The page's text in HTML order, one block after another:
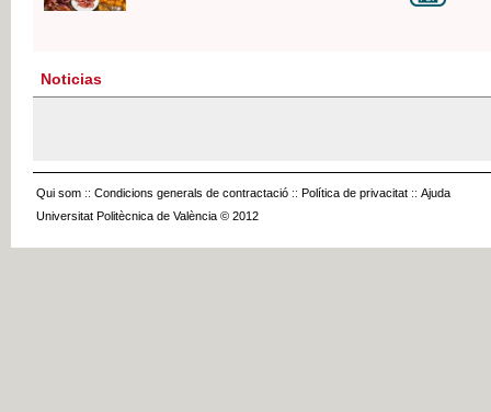
Noticias
Qui som :: Condicions generals de contractació :: Política de privacitat :: Ajuda
Universitat Politècnica de València © 2012